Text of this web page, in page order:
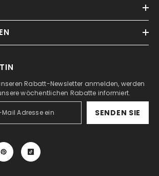
Rabatt-Newsletter anmelden, werden
wöchentlichen Rabatte informiert.
SENDEN SIE